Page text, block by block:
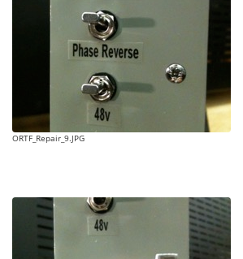
ORTF_Repair_9.JPG